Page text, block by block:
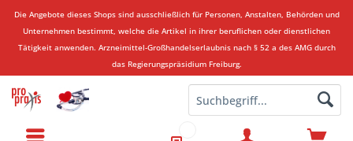
Die Angebote dieses Shops sind ausschließlich für Personen, Anstalten, Behörden und
Unternehmen bestimmt, welche die Artikel in ihrer beruflichen oder dienstlichen
Tätigkeit anwenden. Arzneimittel-Großhandelserlaubnis nach § 52 a des AMG durch
das Regierungspräsidium Freiburg.